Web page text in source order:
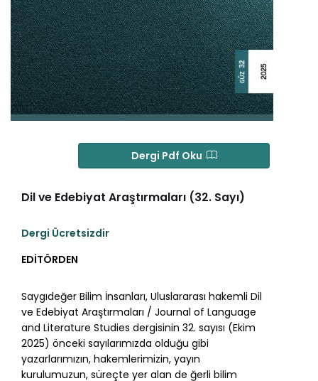
Dergi Pdf Oku
Dil ve Edebiyat Araştırmaları (32. Sayı)
Dergi Ücretsizdir
EDİTÖRDEN
Saygıdeğer Bilim İnsanları, Uluslararası hakemli Dil
ve Edebiyat Araştırmaları / Journal of Language
and Literature Studies dergisinin 32. sayısı (Ekim
2025) önceki sayılarımızda olduğu gibi
yazarlarımızın, hakemlerimizin, yayın
kurulumuzun, süreçte yer alan de ğerli bilim